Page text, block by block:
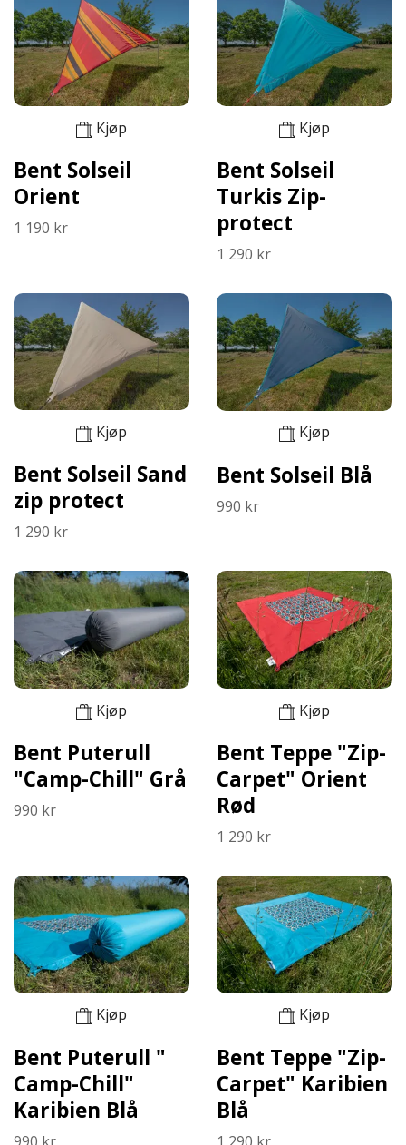
Kjøp
Bent Solseil
Orient
1 190 kr
Kjøp
Bent Solseil
Turkis Zip-
protect
1 290 kr
Kjøp
Bent Solseil Sand
zip protect
1 290 kr
Kjøp
Bent Solseil Blå
990 kr
Kjøp
Bent Puterull
"Camp-Chill" Grå
990 kr
Kjøp
Bent Teppe "Zip-
Carpet" Orient
Rød
1 290 kr
Kjøp
Bent Puterull "
Camp-Chill"
Karibien Blå
Kjøp
Bent Teppe "Zip-
Carpet" Karibien
Blå